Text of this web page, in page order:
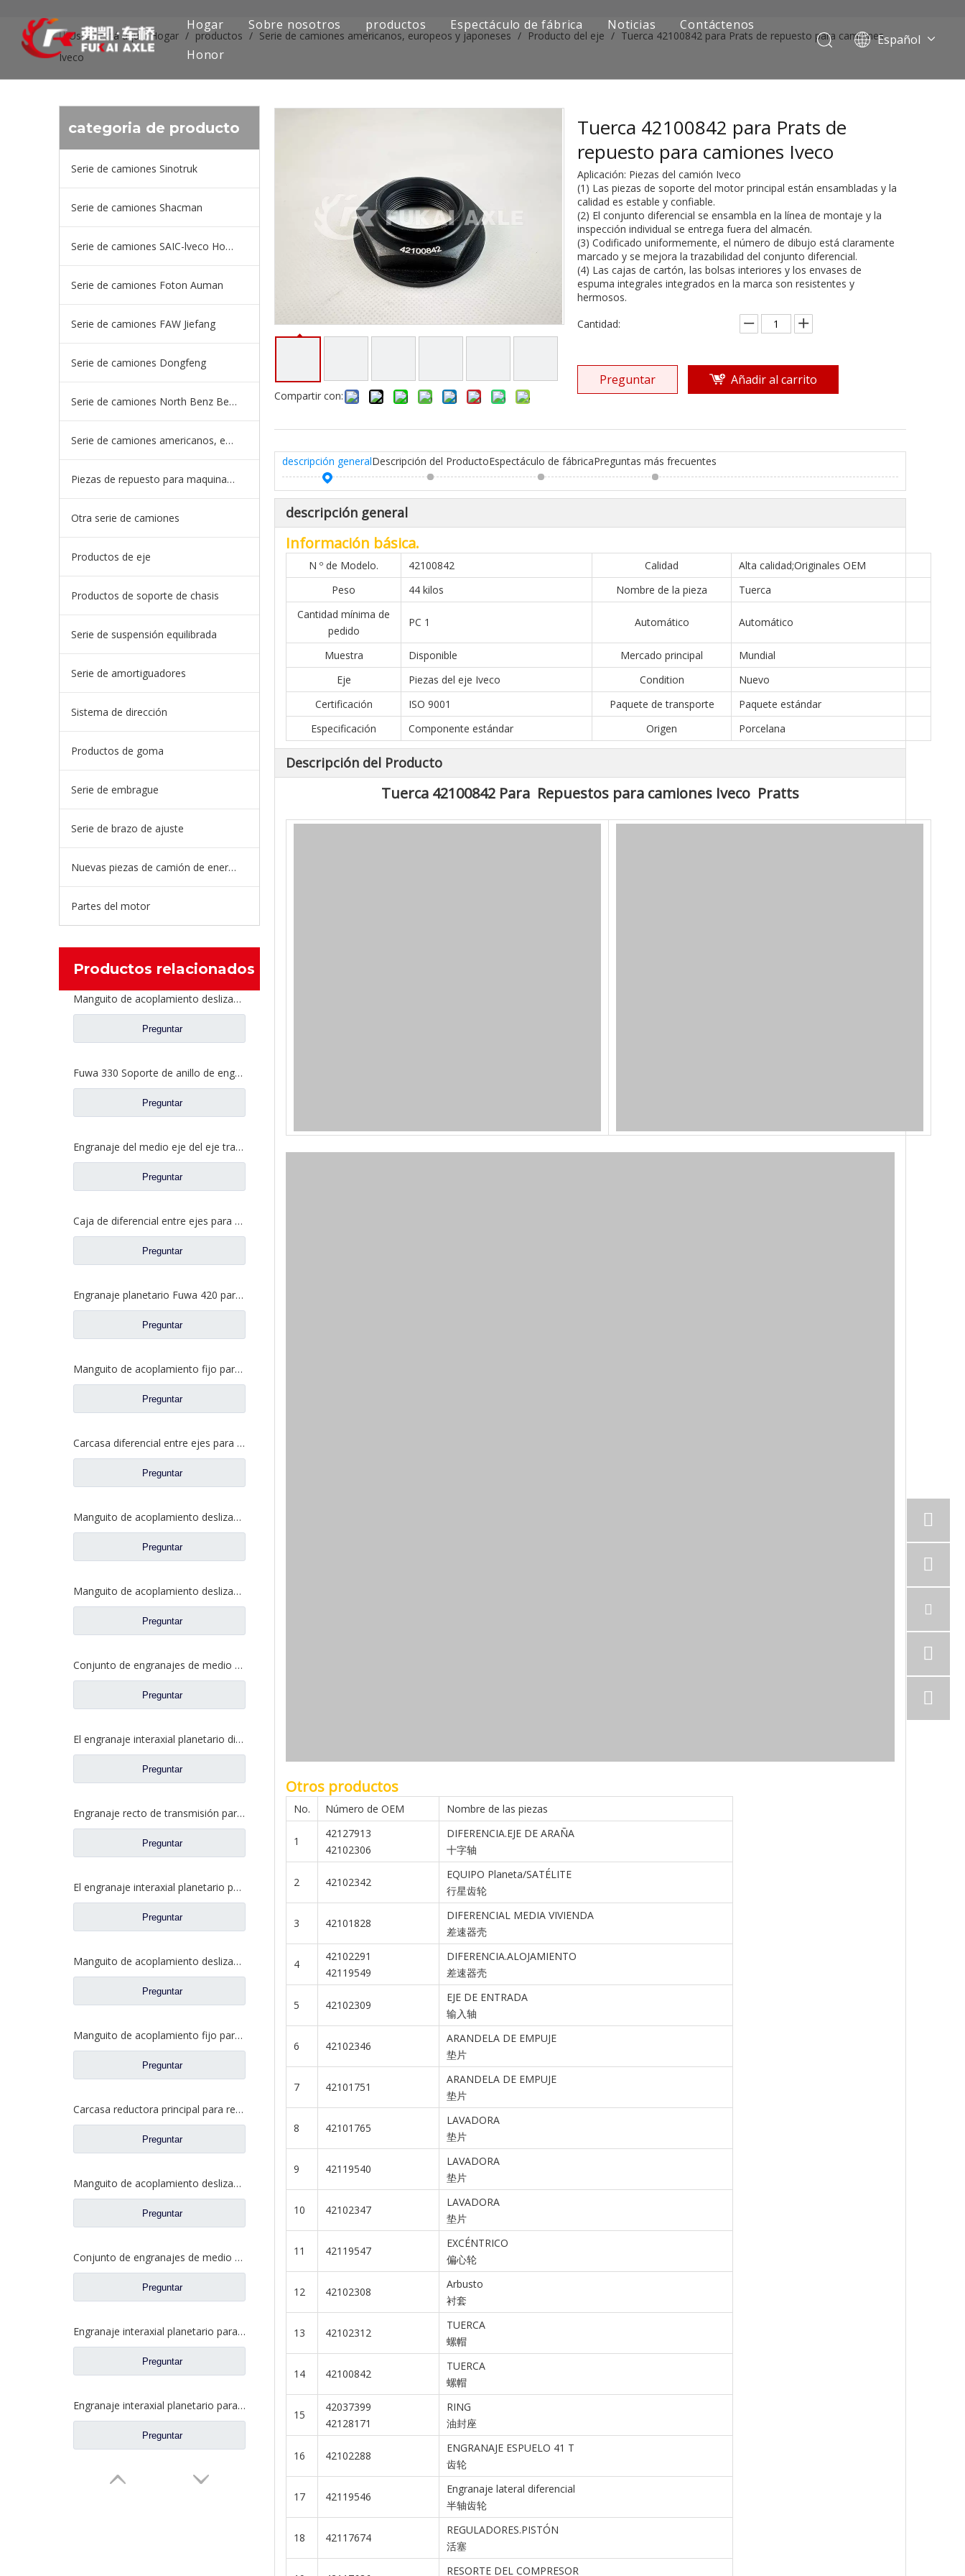
Hogar Sobre nosotros productos
Serie de camiones SAIC-lveco Hongyan
Serie de camiones FAW Jiefang
Serie de camiones Dongfeng
Serie de camiones europea y japonesa
Piezas de repuesto para maquinaria de ingeniería de camiones mineros
Otra serie de camiones
Espectáculo de fábrica Noticias
Contáctenos
Honor
Español
Pусский
Usted está aquí: Hogar / productos / Serie de camiones americanos, europeos y japoneses / Producto del eje / Tuerca 42100842 para Prats de repuesto para camiones
Iveco
categoria de producto
Serie de camiones Sinotruk
Serie de camiones Shacman
Serie de camiones SAIC-lveco Hongyan
Serie de camiones Foton Auman
Serie de camiones FAW Jiefang
Serie de camiones Dongfeng
Serie de camiones North Benz Beiben
Serie de camiones americanos, europeos y japoneses
Piezas de repuesto para maquinaria de ingeniería de camiones mineros
Otra serie de camiones
Productos de eje
Productos de soporte de chasis
Serie de suspensión equilibrada
Serie de amortiguadores
Sistema de dirección
Productos de goma
Serie de embrague
Serie de brazo de ajuste
Nuevas piezas de camión de energía
Partes del motor
Productos relacionados
Manguito de acoplamiento deslizante de bloqueo diferencial para repuestos de camiones Ford 2SBF0053M0-1
Preguntar
Fuwa 330 Soporte de anillo de engranaje interno para Fuwa 330 Axle Ford Truck Repuestos FC0040M0-8
Preguntar
Engranaje del medio eje del eje trasero para los recambios CE0402M0-9 del camión de Ford
Preguntar
Caja de diferencial entre ejes para piezas de camiones Fuwa AY0412M0-8
Preguntar
Engranaje planetario Fuwa 420 para piezas de camiones Fuwa CF0401M0-9
Preguntar
Manguito de acoplamiento fijo para repuestos 2SBF0050M0-8 de Ford Truck de eje Fuwa 470
Preguntar
Carcasa diferencial entre ejes para piezas de camiones Fuwa AZ0042M0-8
Preguntar
Manguito de acoplamiento deslizante diferencial para piezas de repuesto 2SBF0051M0-9 de Ford Truck de eje Fuwa 470
Preguntar
Manguito de acoplamiento deslizante entre ejes para repuestos de camiones Ford BF0401M0-8
Preguntar
Conjunto de engranajes de medio eje trasero para repuestos de camiones Ford CD0041A0-6
Preguntar
El engranaje interaxial planetario diferencial de Interaxle para el camión de Fuwa parte CF0402M0-0
Preguntar
Engranaje recto de transmisión para piezas de camiones Fuwa CD0406M0-2
Preguntar
El engranaje interaxial planetario para el eje trasero de Fuhua parte CF0040M0-8
Preguntar
Manguito de acoplamiento deslizante para repuestos BF0047M0-4 de Ford Truck de eje Fuwa 330
Preguntar
Manguito de acoplamiento fijo para repuestos de camiones Ford 2SBF0052M0-0
Preguntar
Carcasa reductora principal para repuestos de camiones Ford con eje Fuwa 2SBA0001A0-7
Preguntar
Manguito de acoplamiento deslizante entre ejes para repuestos de camiones de eje Fuwa 330 BF0044M0-1
Preguntar
Conjunto de engranajes de medio eje trasero para repuestos de camiones Ford CE0400A0-5
Preguntar
Engranaje interaxial planetario para piezas de camiones Fuwa CF0001M0-5
Preguntar
Engranaje interaxial planetario para piezas de camiones Fuwa 2SCF0040M0-8
Preguntar
Compartir con:
Tuerca 42100842 para Prats de
repuesto para camiones Iveco
Aplicación: Piezas del camión Iveco
(1) Las piezas de soporte del motor principal están ensambladas y la
calidad es estable y confiable.
(2) El conjunto diferencial se ensambla en la línea de montaje y la
inspección individual se entrega fuera del almacén.
(3) Codificado uniformemente, el número de dibujo está claramente
marcado y se mejora la trazabilidad del conjunto diferencial.
(4) Las cajas de cartón, las bolsas interiores y los envases de
espuma integrales integrados en la marca son resistentes y
hermosos.
Cantidad:
Preguntar Añadir al carrito
descripción generalDescripción del ProductoEspectáculo de fábricaPreguntas más frecuentes
descripción general
Información básica.
N º de Modelo. 42100842 Calidad
Alta calidad;Originales OEM
Peso
44 kilos Nombre de la pieza
Tuerca
Cantidad mínima de
pedido
PC 1 Automático Automático
Muestra Disponible Mercado principal
Mundial
Eje
Piezas del eje Iveco Condition
Nuevo
Certificación
ISO 9001 Paquete de transporte
Paquete estándar
Especificación
Componente estándar Origen Porcelana
Descripción del Producto
Tuerca 42100842 Para Repuestos para camiones Iveco Pratts
Otros productos
No. Número de OEM Nombre de las piezas
1
42127913
42102306
DIFERENCIA.EJE DE ARAÑA
十字轴
2 42102342
EQUIPO Planeta/SATÉLITE
行星齿轮
3 42101828
DIFERENCIAL MEDIA VIVIENDA
差速器壳
4
42102291
42119549
DIFERENCIA.ALOJAMIENTO
差速器壳
5 42102309
EJE DE ENTRADA
输入轴
6 42102346
ARANDELA DE EMPUJE
垫片
7 42101751
ARANDELA DE EMPUJE
垫片
8 42101765
LAVADORA
垫片
9 42119540
LAVADORA
垫片
10 42102347
LAVADORA
垫片
11 42119547
EXCÉNTRICO
偏心轮
12 42102308
Arbusto
衬套
13 42102312
TUERCA
螺帽
14 42100842
TUERCA
螺帽
15
42037399
42128171
RING
油封座
16 42102288
ENGRANAJE ESPUELO 41 T
齿轮
17 42119546
Engranaje lateral diferencial
半轴齿轮
18 42117674
REGULADORES.PISTÓN
活塞
RESORTE DEL COMPRESOR